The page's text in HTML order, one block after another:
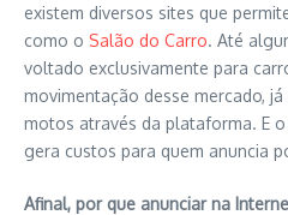
existem diversos sites que
como o Salão do Carro. Até
voltado exclusivamente para
movimentação desse mercado,
motos através da plataforma. E
gera custos para quem anuncia
Afinal, por que anunciar na